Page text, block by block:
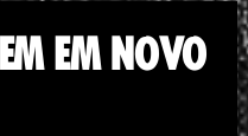
EM NOVO